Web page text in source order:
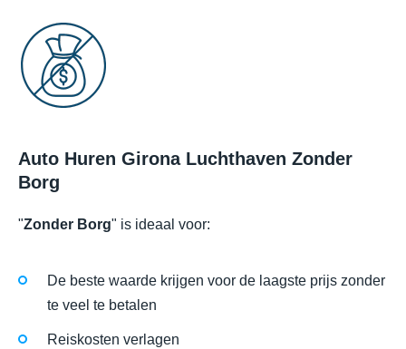
Auto Huren Girona Luchthaven Zonder
Borg
"Zonder Borg" is ideaal voor:
De beste waarde krijgen voor de laagste prijs zonder
te veel te betalen
Reiskosten verlagen